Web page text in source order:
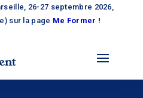
26-27 septembre 2026,
sur la page Me Former !